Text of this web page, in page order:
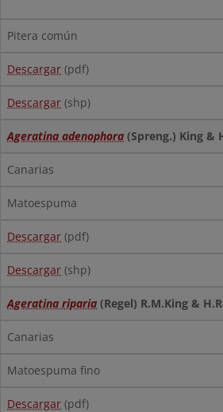
Pitera común
Descargar (pdf)
Descargar (shp)
Ageratina adenophora (Spreng.) King &
Canarias
Matoespuma
Descargar (pdf)
Descargar (shp)
Ageratina riparia (Regel) R.M.King &
Canarias
Matoespuma fino
Descargar (pdf)